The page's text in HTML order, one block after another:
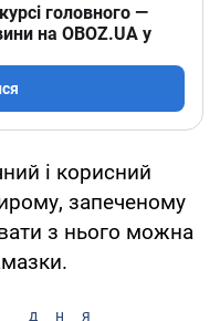
головного —
на OBOZ.UA у
і корисний
запеченому
з нього можна
дня